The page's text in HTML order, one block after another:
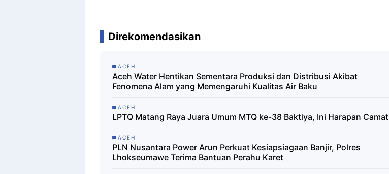
Direkomendasikan
ACEH
Aceh Water Hentikan Sementara Produksi dan Distribusi Akibat
Fenomena Alam yang Memengaruhi Kualitas Air Baku
ACEH
LPTQ Matang Raya Juara Umum MTQ ke-38 Baktiya, Ini Harapan Camat
ACEH
PLN Nusantara Power Arun Perkuat Kesiapsiagaan Banjir, Polres
Lhokseumawe Terima Bantuan Perahu Karet